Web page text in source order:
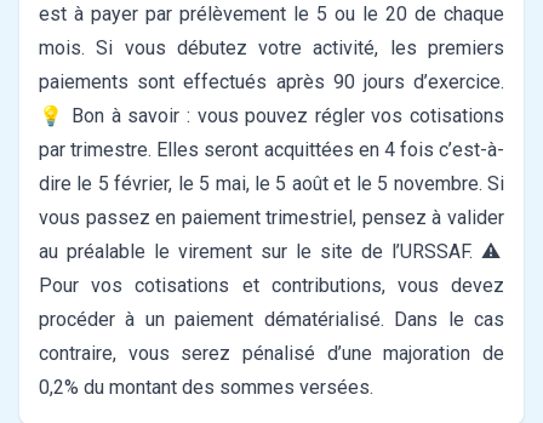
est à payer par prélèvement le 5 ou le 20 de chaque
mois. Si vous débutez votre activité, les premiers
paiements sont effectués après 90 jours d’exercice.
💡 Bon à savoir : vous pouvez régler vos cotisations
par trimestre. Elles seront acquittées en 4 fois c’est-à-
dire le 5 février, le 5 mai, le 5 août et le 5 novembre. Si
vous passez en paiement trimestriel, pensez à valider
au préalable le virement sur le site de l’URSSAF. ⚠️
Pour vos cotisations et contributions, vous devez
procéder à un paiement dématérialisé. Dans le cas
contraire, vous serez pénalisé d’une majoration de
0,2% du montant des sommes versées.